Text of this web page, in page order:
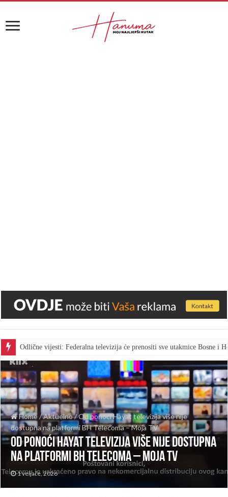
Odlične vijesti: Federalna televizija će prenositi sve utakmice Bosne i
Home/Aktuelno/Od ponoći Hayat televizija više nije
dostupna na platformi BH Telecoma – Moja TV
Od ponoći Hayat televizija više nije dostupna
na platformi BH Telecoma – Moja TV
1 veljače, 2026